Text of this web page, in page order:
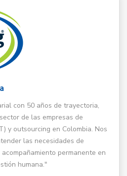
con 50 años de trayectoria,
de las empresas de
y outsourcing en Colombia. Nos
las necesidades de
permanente en
humana."